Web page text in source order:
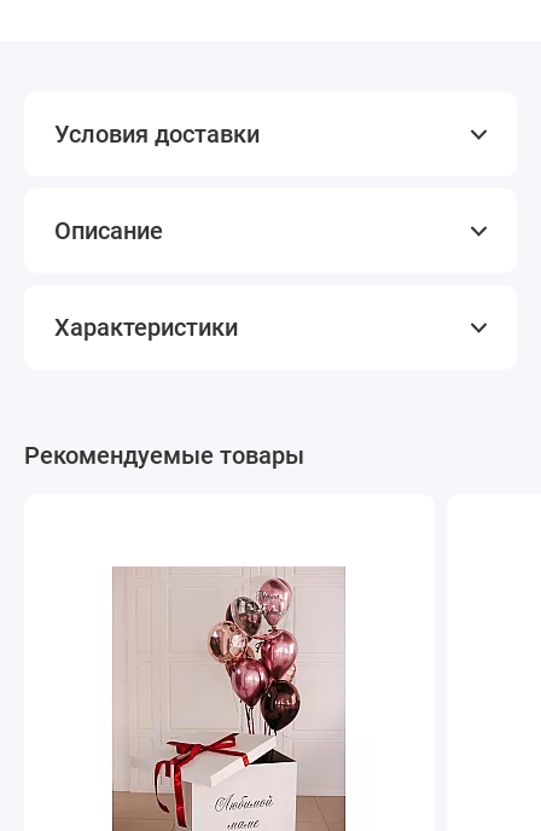
Условия доставки
Описание
Характеристики
Рекомендуемые товары